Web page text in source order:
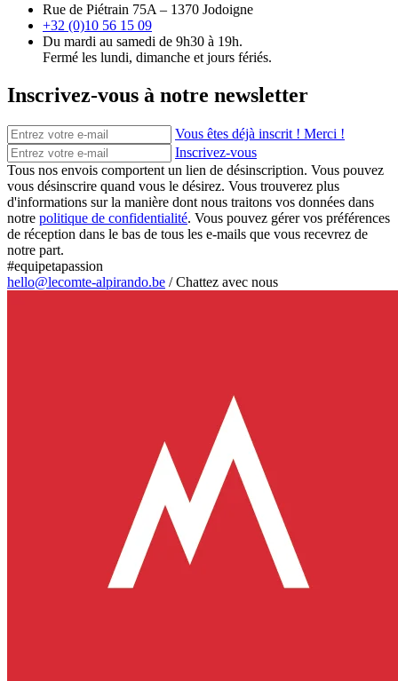
Rue de Piétrain 75A – 1370 Jodoigne
+32 (0)10 56 15 09
Du mardi au samedi de 9h30 à 19h.
Fermé les lundi, dimanche et jours fériés.
Inscrivez-vous à notre newsletter
Vous êtes déjà inscrit ! Merci !
Inscrivez-vous
Tous nos envois comportent un lien de désinscription. Vous pouvez
vous désinscrire quand vous le désirez. Vous trouverez plus
d'informations sur la manière dont nous traitons vos données dans
notre politique de confidentialité. Vous pouvez gérer vos préférences
de réception dans le bas de tous les e-mails que vous recevrez de
notre part.
#equipetapassion
hello@lecomte-alpirando.be /Chattez avec nous